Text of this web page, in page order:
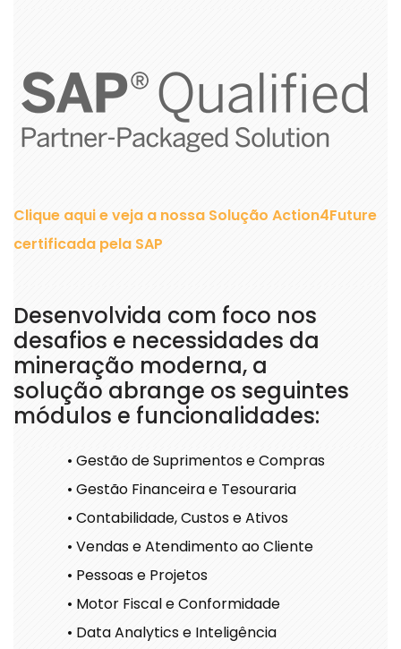
Clique aqui e veja a nossa Solução Action4Future
certificada pela SAP
Desenvolvida com foco nos
desafios e necessidades da
mineração moderna, a
solução abrange os seguintes
módulos e funcionalidades:
• Gestão de Suprimentos e Compras
• Gestão Financeira e Tesouraria
• Contabilidade, Custos e Ativos
• Vendas e Atendimento ao Cliente
• Pessoas e Projetos
• Motor Fiscal e Conformidade
• Data Analytics e Inteligência